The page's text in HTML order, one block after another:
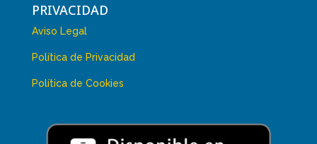
PRIVACIDAD
Aviso Legal
Política de Privacidad
Política de Cookies